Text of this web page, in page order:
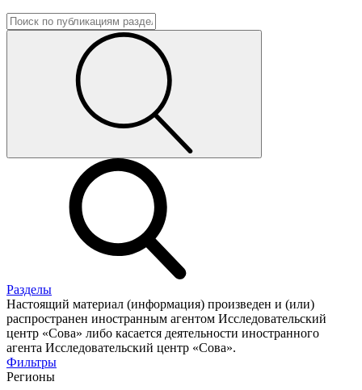
Разделы
Настоящий материал (информация) произведен и (или)
распространен иностранным агентом Исследовательский
центр «Сова» либо касается деятельности иностранного
агента Исследовательский центр «Сова».
Фильтры
Регионы